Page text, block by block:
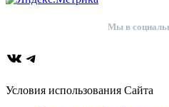
Мы в
ВКонтакте
Telegram
Условия использования Сайта